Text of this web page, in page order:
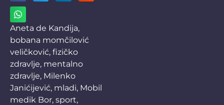
Aneta de Kandija,
bobana momčilović
veličković, fizičko
zdravlje, mentalno
zdravlje, Milenko
Janićijević, mladi, Mobil
medik Bor, sport,